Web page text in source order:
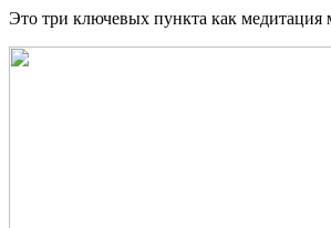
Это три ключевых пункта как